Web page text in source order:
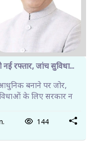
रफ्तार, जांच सुविधा...
बनाने पर जोर,
के लिए सरकार न
144